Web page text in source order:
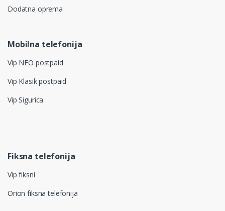
Dodatna oprema
Mobilna telefonija
Vip NEO postpaid
Vip Klasik postpaid
Vip Sigurica
Fiksna telefonija
Vip fiksni
Orion fiksna telefonija